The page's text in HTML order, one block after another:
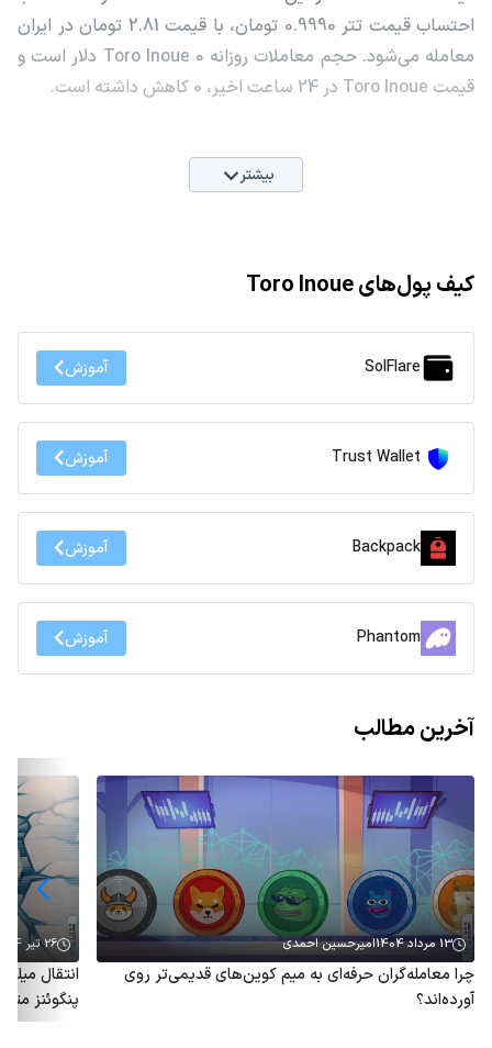
احتساب قیمت تتر 0.9990 تومان، با قیمت 2.81 تومان در ایران
معامله می‌شود. حجم معاملات روزانه Toro Inoue 0 دلار است و
قیمت Toro Inoue در 24 ساعت اخیر، 0 کاهش داشته است.
بیشتر
کیف پول‌های Toro Inoue
SolFlare آموزش
Trust Wallet آموزش
Backpack آموزش
Phantom آموزش
آخرین مطالب
13 مرداد 1404 امیرحسین احمدی
چرا معامله‌گران حرفه‌ای به میم کوین‌های قدیمی‌تر روی
آورده‌اند؟
26 تیر 1404
پنگوئنز